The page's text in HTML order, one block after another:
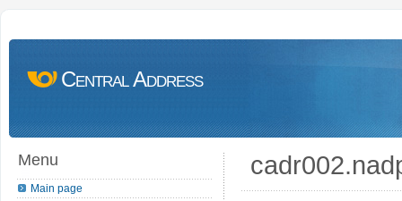
Central Address
Menu
Main page